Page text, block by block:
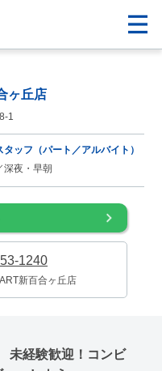
ヶ丘店
1
ッフ（パート／アルバイト）
深夜・早朝
1240
新百合ヶ丘店
未経験歓迎！コンビ